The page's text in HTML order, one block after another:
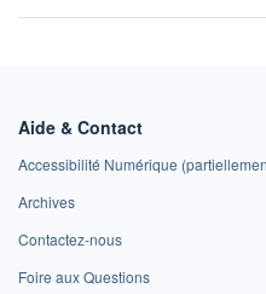
Aide & Contact
Accessibilité Numérique
Archives
Contactez-nous
Foire aux Questions